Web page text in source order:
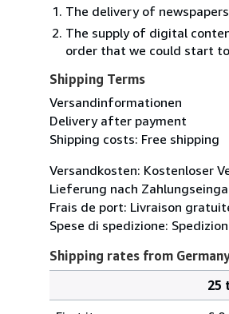
The delivery of
The supply of digital
order that we could start
Shipping Terms
Versandinformationen
Delivery after payment
Shipping costs: Free shipping
Versandkosten: Kostenloser
Lieferung nach
Frais de port: Livraison
Spese di spedizione:
Shipping rates from
Shipping
quantity
25